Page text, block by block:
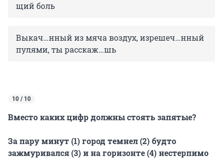
щий боль
Выкач…нный из мяча воздух, изрешеч…нный
пулями, ты расскаж…шь
10 / 10
Вместо каких цифр должны стоять запятые?
За пару минут (1) город темнел (2) будто
зажмуривался (3) и на горизонте (4) нестерпимо